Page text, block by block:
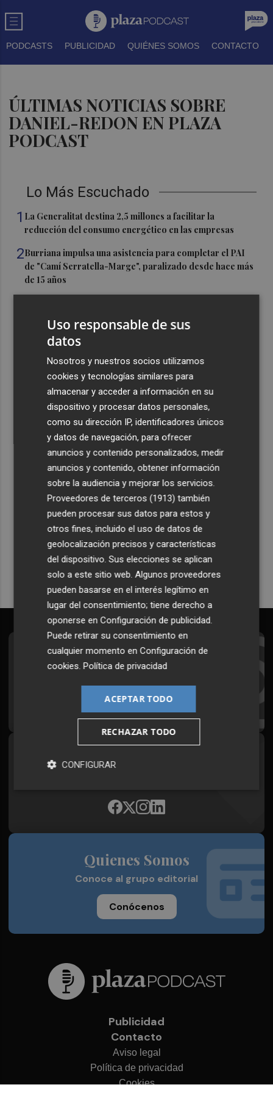
PODCASTS PUBLICIDAD QUIÉNES SOMOS CONTACTO
ÚLTIMAS NOTICIAS SOBRE
DANIEL-REDON EN PLAZA
PODCAST
Lo Más Escuchado
1 La Generalitat destina 2,5 millones a facilitar la
reducción del consumo energético en las empresas
2Burriana impulsa una asistencia para completar el PAI
de "Camí Serratella-Marge", paralizado desde hace más
de 15 años
euros de Carrasco"
obras de reforma de la tenencia de alcaldía sur
Castelló acelera el montaje de la infraestructura en las
playas y el Planetari del eclipse para convertirlo en "un
evento histórico"
Recibe toda la actualidad de
Plaza Podcast en tu correo
Quiero suscribirme
Suscríbete al Boletín
¡Quiero suscribirme!
Síguenos en redes
Quienes Somos
Conoce al grupo editorial
Conócenos
Publicidad
Contacto
Aviso legal
Política de privacidad
Cookies
Uso responsable de sus
datos
Nosotros y nuestros socios utilizamos
cookies y tecnologías similares para
almacenar y acceder a información en su
dispositivo y procesar datos personales,
como su dirección IP, identificadores únicos
y datos de navegación, para ofrecer
anuncios y contenido personalizados, medir
anuncios y contenido, obtener información
sobre la audiencia y mejorar los servicios.
Proveedores de terceros (1913) también
pueden procesar sus datos para estos y
otros fines, incluido el uso de datos de
geolocalización precisos y características
del dispositivo. Sus elecciones se aplican
solo a este sitio web. Algunos proveedores
pueden basarse en el interés legítimo en
lugar del consentimiento; tiene derecho a
oponerse enConfiguración de publicidad.
Puede retirar su consentimiento en
cualquier momento enConfiguración de
cookies.Política de privacidad
ACEPTAR TODO
RECHAZAR TODO
CONFIGURAR